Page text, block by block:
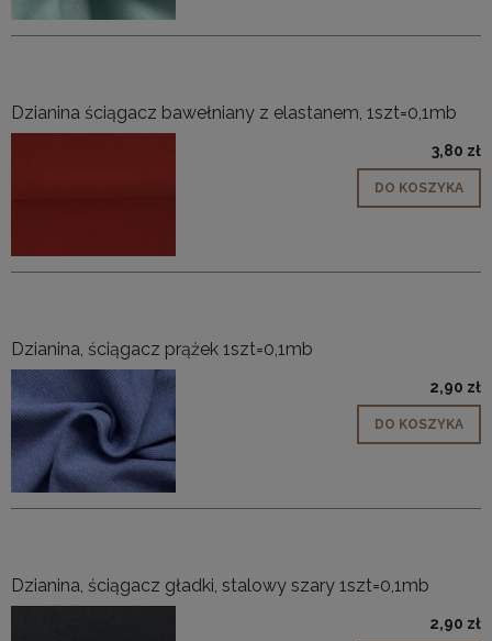
Dzianina ściągacz bawełniany z elastanem, 1szt=0,1mb
3,80 zł
DO KOSZYKA
Dzianina, ściągacz prążek 1szt=0,1mb
2,90 zł
DO KOSZYKA
Dzianina, ściągacz gładki, stalowy szary 1szt=0,1mb
2,90 zł